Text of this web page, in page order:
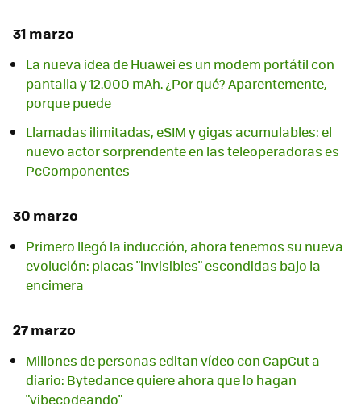
31 marzo
La nueva idea de Huawei es un modem portátil con
pantalla y 12.000 mAh. ¿Por qué? Aparentemente,
porque puede
Llamadas ilimitadas, eSIM y gigas acumulables: el
nuevo actor sorprendente en las teleoperadoras es
PcComponentes
30 marzo
Primero llegó la inducción, ahora tenemos su nueva
evolución: placas "invisibles" escondidas bajo la
encimera
27 marzo
Millones de personas editan vídeo con CapCut a
diario: Bytedance quiere ahora que lo hagan
"vibecodeando"